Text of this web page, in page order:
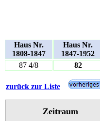
Haus Nr.
1808-1847
Haus Nr.
1847-1952
87 4/8
82
zurück zur Liste
Zeitraum